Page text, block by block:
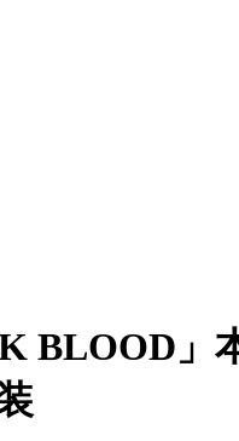
BLOOD」